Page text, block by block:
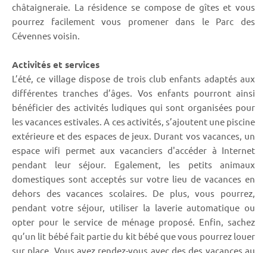
châtaigneraie. La résidence se compose de gîtes et vous
pourrez facilement vous promener dans le Parc des
Cévennes voisin.
Activités et services
L’été, ce village dispose de trois club enfants adaptés aux
différentes tranches d’âges. Vos enfants pourront ainsi
bénéficier des activités ludiques qui sont organisées pour
les vacances estivales. A ces activités, s’ajoutent une piscine
extérieure et des espaces de jeux. Durant vos vacances, un
espace wifi permet aux vacanciers d'accéder à Internet
pendant leur séjour. Egalement, les petits animaux
domestiques sont acceptés sur votre lieu de vacances en
dehors des vacances scolaires. De plus, vous pourrez,
pendant votre séjour, utiliser la laverie automatique ou
opter pour le service de ménage proposé. Enfin, sachez
qu’un lit bébé fait partie du kit bébé que vous pourrez louer
sur place. Vous avez rendez-vous avec des des vacances au